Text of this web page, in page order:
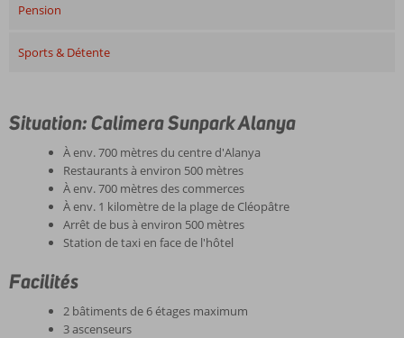
Pension
Sports & Détente
Situation: Calimera Sunpark Alanya
À env. 700 mètres du centre d'Alanya
Restaurants à environ 500 mètres
À env. 700 mètres des commerces
À env. 1 kilomètre de la plage de Cléopâtre
Arrêt de bus à environ 500 mètres
Station de taxi en face de l'hôtel
Facilités
2 bâtiments de 6 étages maximum
3 ascenseurs